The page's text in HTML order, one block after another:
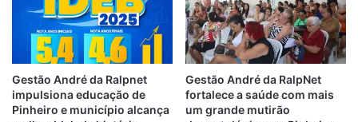
alteração poderá ser requerida no cadastro
do eleitor.
A inscrição eleitoral regular é uma
exigência legal para a obtenção de diversos
Gestão André da Ralpnet
impulsiona educação de
Pinheiro e município alcança
Gestão André da RalpNet
fortalece a saúde com mais
um grande mutirão